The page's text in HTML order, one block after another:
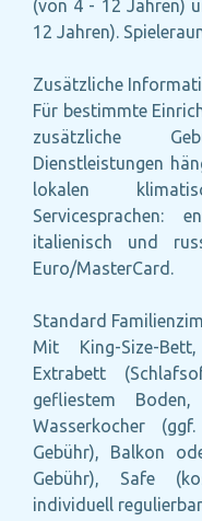
(von 4 - 12 Jahren)
12 Jahren).
Zusätzliche
Für bestimmte
zusätzliche
Dienstleistungen
lokalen
Servicesprachen:
italienisch und
Euro/MasterCard.
Standard
Mit King-Size-
Extrabett
gefliestem
Wasserkocher
Gebühr), Balkon
Gebühr), Safe
individuell